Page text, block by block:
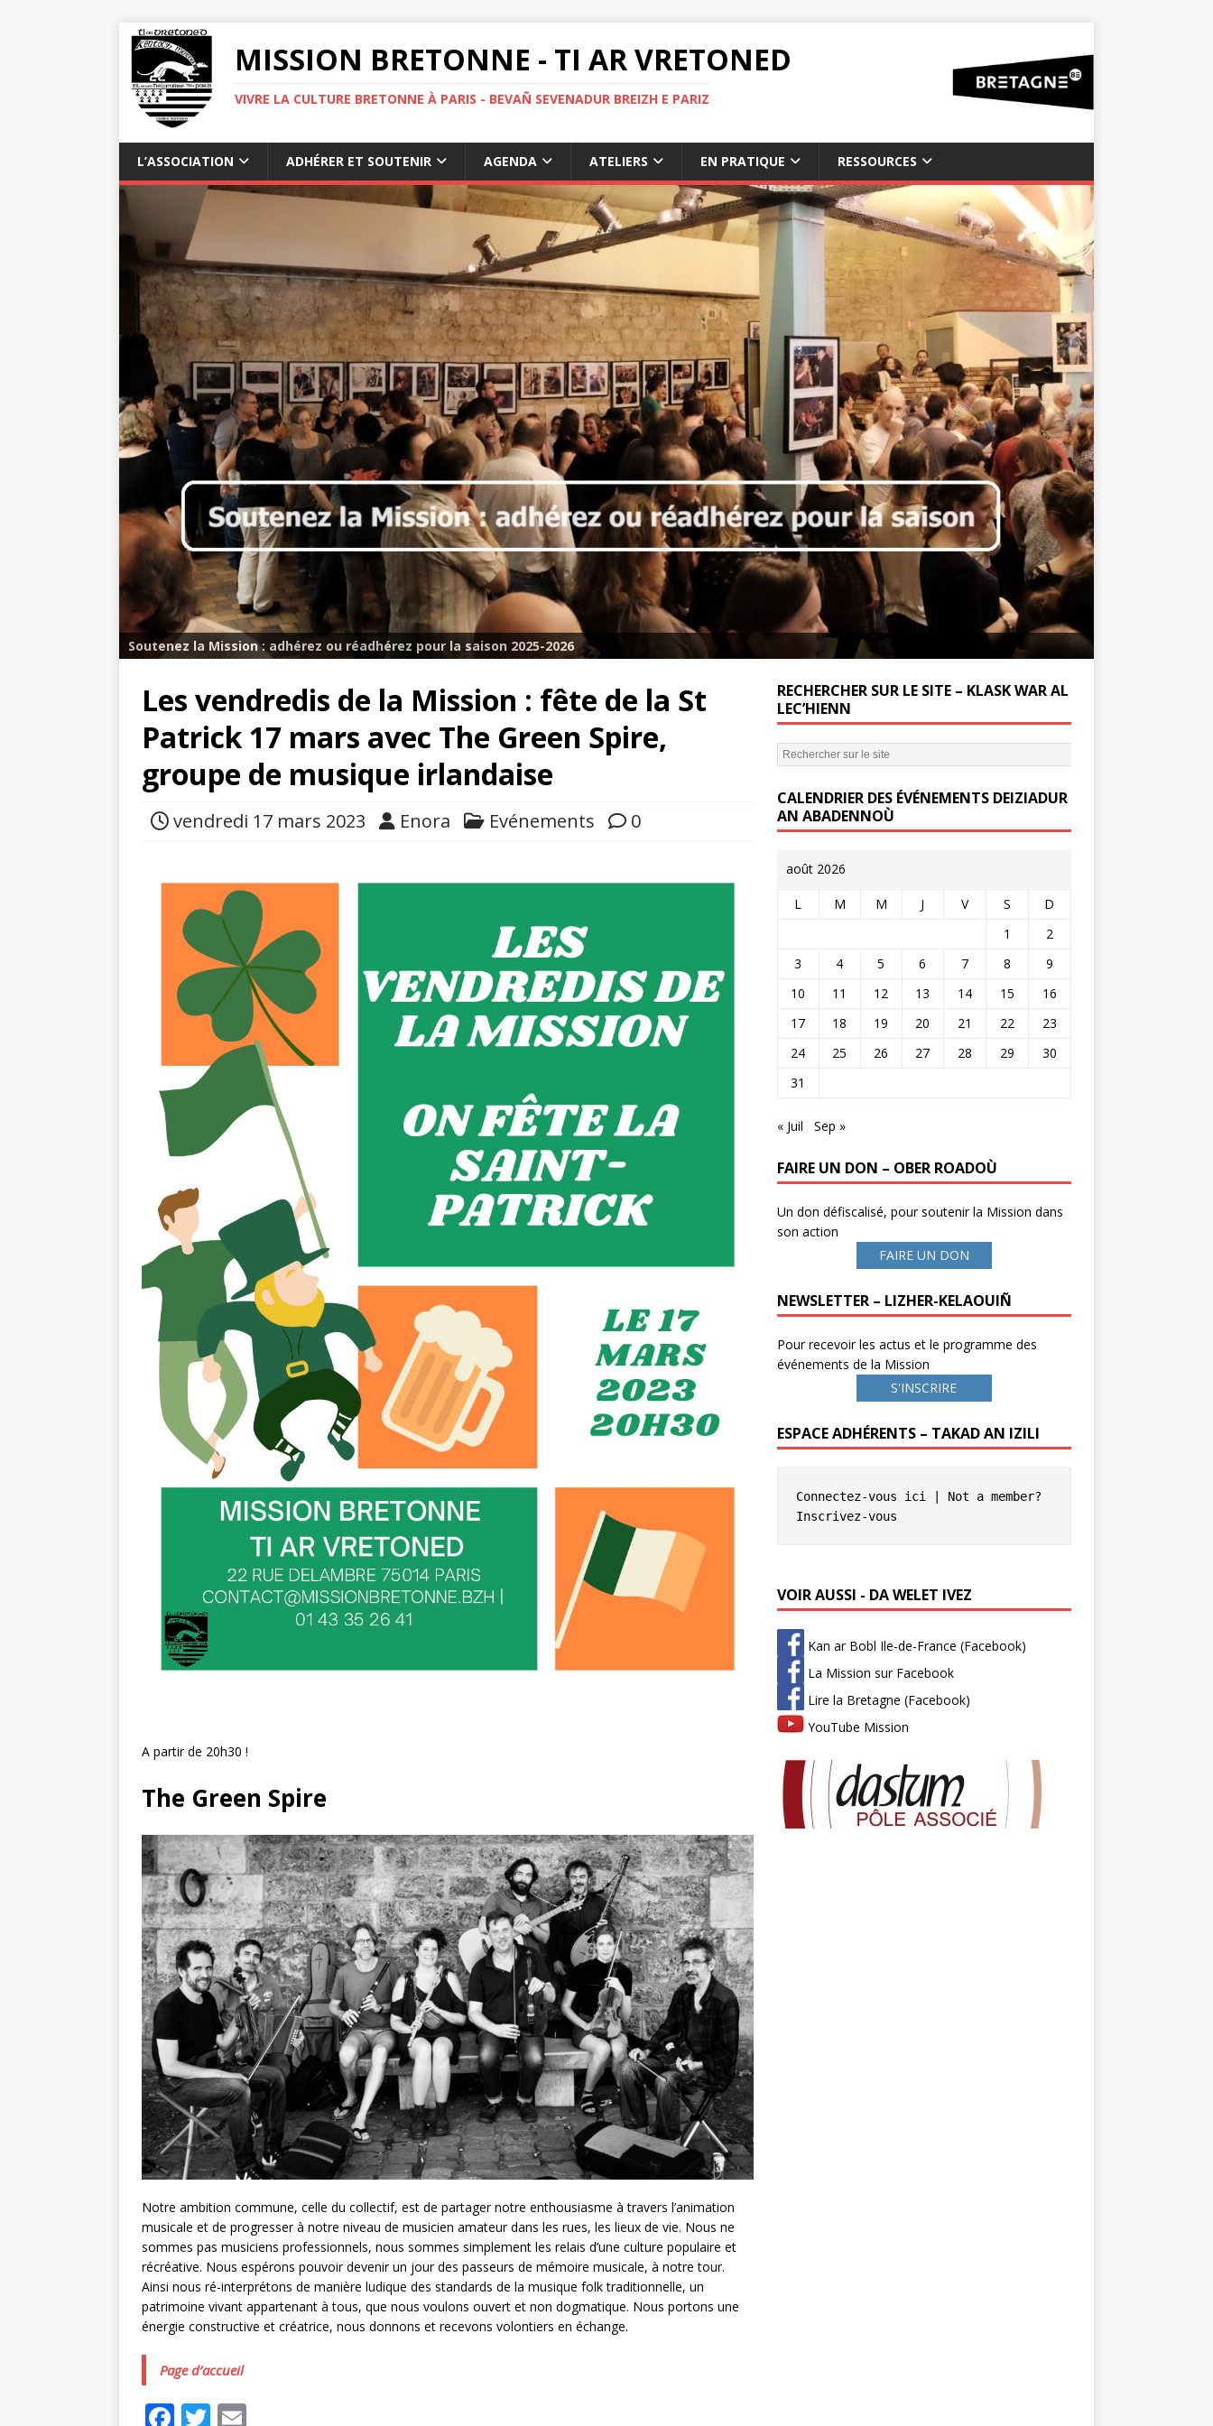
MISSION BRETONNE - TI AR VRETONED
VIVRE LA CULTURE BRETONNE À PARIS - BEVAÑ SEVENADUR BREIZH E PARIZ
L’ASSOCIATION ADHÉRER ET SOUTENIR AGENDA ATELIERS EN PRATIQUE RESSOURCES
Soutenez la Mission : adhérez ou réadhérez pour la saison 2025-2026
Les vendredis de la Mission : fête de la St
Patrick 17 mars avec The Green Spire,
groupe de musique irlandaise
vendredi 17 mars 2023 Enora Evénements 0
A partir de 20h30 !
The Green Spire
Notre ambition commune, celle du collectif, est de partager notre enthousiasme à travers l’animation
musicale et de progresser à notre niveau de musicien amateur dans les rues, les lieux de vie. Nous ne
sommes pas musiciens professionnels, nous sommes simplement les relais d’une culture populaire et
récréative. Nous espérons pouvoir devenir un jour des passeurs de mémoire musicale, à notre tour.
Ainsi nous ré-interprétons de manière ludique des standards de la musique folk traditionnelle, un
patrimoine vivant appartenant à tous, que nous voulons ouvert et non dogmatique. Nous portons une
énergie constructive et créatrice, nous donnons et recevons volontiers en échange.
Page d’accueil
F T
RECHERCHER SUR LE SITE – KLASK WAR AL
LEC’HIENN
CALENDRIER DES ÉVÉNEMENTS DEIZIADUR
AN ABADENNOÙ
août 2026
L M M J V S
D
1
2
3
4 5 6 7 8
9
10
11 12 13 14 15
16
17
18 19 20 21 22
23
24
25 26 27 28 29
30
31
« Juil Sep »
FAIRE UN DON – OBER ROADOÙ
Un don défiscalisé, pour soutenir la Mission dans
son action
FAIRE UN DON
NEWSLETTER – LIZHER-KELAOUIÑ
Pour recevoir les actus et le programme des
événements de la Mission
S'INSCRIRE
ESPACE ADHÉRENTS – TAKAD AN IZILI
Connectez-vous ici
Inscrivez-vous
VOIR AUSSI - DA WELET IVEZ
Kan ar Bobl Ile-de-France (Facebook)
La Mission sur Facebook
Lire la Bretagne (Facebook)
YouTube Mission